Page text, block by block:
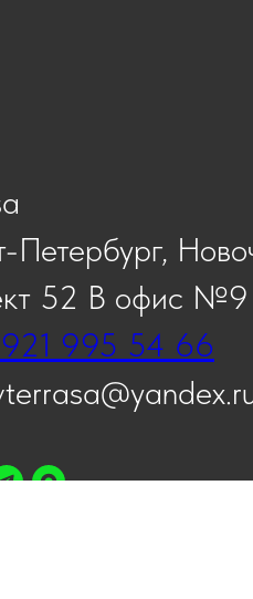
Петербург,
52 В офис №9
995 54 66